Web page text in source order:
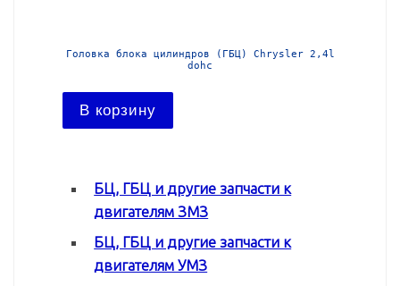
Головка блока цилиндров (ГБЦ) Chrysler 2,4l
dohc
В корзину
БЦ, ГБЦ и другие запчасти к
двигателям ЗМЗ
БЦ, ГБЦ и другие запчасти к
двигателям УМЗ